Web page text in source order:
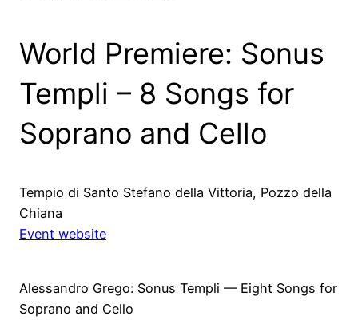
World Premiere: Sonus
Templi – 8 Songs for
Soprano and Cello
Tempio di Santo Stefano della Vittoria, Pozzo della
Chiana
Event website
Alessandro Grego: Sonus Templi — Eight Songs for
Soprano and Cello